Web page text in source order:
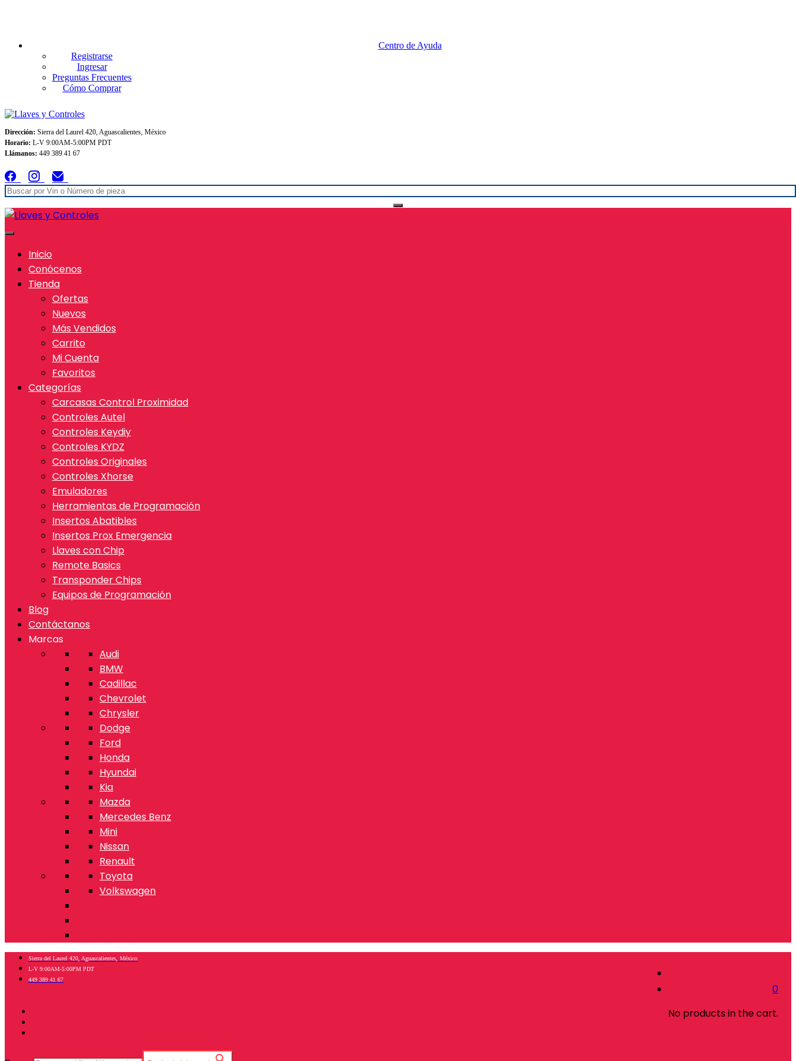
Centro de Ayuda
Registrarse
Ingresar
Preguntas Frecuentes
Cómo Comprar
Dirección: Sierra del Laurel 420, Aguascalientes, México
Horario: L-V 9:00AM-5:00PM PDT
Llámanos: 449 389 41 67
Inicio
Conócenos
Tienda
Ofertas
Nuevos
Más Vendidos
Carrito
Mi Cuenta
Favoritos
Categorías
Carcasas Control Proximidad
Controles Autel
Controles Keydiy
Controles KYDZ
Controles Originales
Controles Xhorse
Emuladores
Herramientas de Programación
Insertos Abatibles
Insertos Prox Emergencia
Llaves con Chip
Remote Basics
Transponder Chips
Equipos de Programación
Blog
Contáctanos
Marcas
Audi
BMW
Cadillac
Chevrolet
Chrysler
Dodge
Ford
Honda
Hyundai
Kia
Mazda
Mercedes Benz
Mini
Nissan
Renault
Toyota
Volkswagen
0
No products in the cart.
Sierra del Laurel 420, Aguascalientes, México
L-V 9:00AM-5:00PM PDT
449 389 41 67